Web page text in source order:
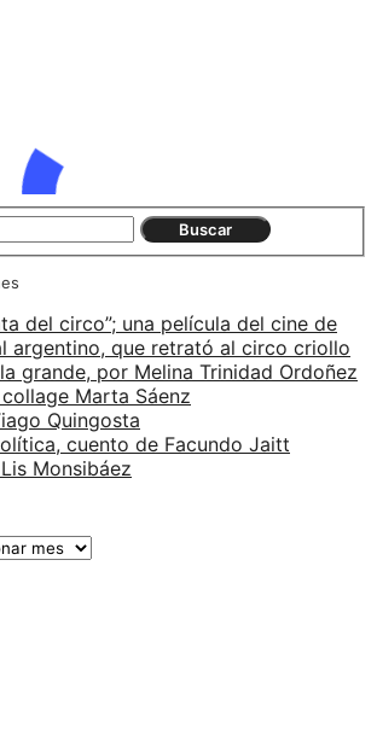
del circo”; una película del cine de
argentino, que retrató al circo criollo
grande, por Melina Trinidad Ordoñez
Marta Sáenz
Quingosta
cuento de Facundo Jaitt
Monsibáez